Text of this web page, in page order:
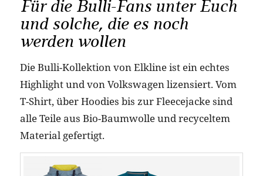
Für die Bulli-Fans unter Euch
und solche, die es noch
werden wollen
Die Bulli-Kollektion von Elkline ist ein echtes
Highlight und von Volkswagen lizensiert. Vom
T-Shirt, über Hoodies bis zur Fleecejacke sind
alle Teile aus Bio-Baumwolle und recyceltem
Material gefertigt.